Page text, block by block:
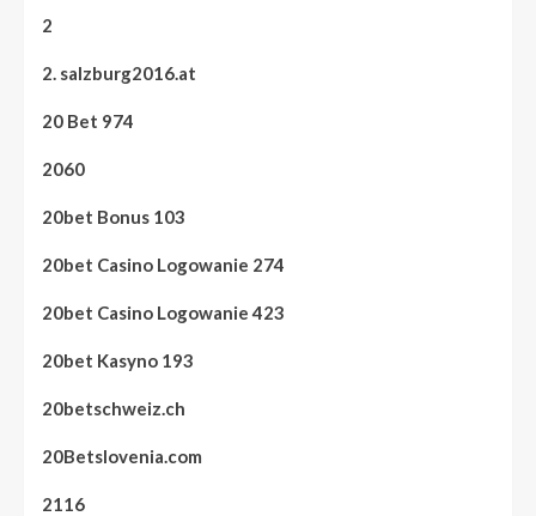
2
2. salzburg2016.at
20 Bet 974
2060
20bet Bonus 103
20bet Casino Logowanie 274
20bet Casino Logowanie 423
20bet Kasyno 193
20betschweiz.ch
20Betslovenia.com
2116